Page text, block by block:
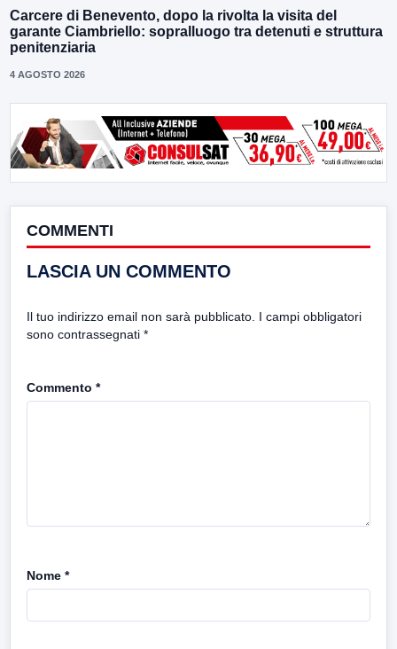
Carcere di Benevento, dopo la rivolta la visita del
garante Ciambriello: sopralluogo tra detenuti e struttura
penitenziaria
4 AGOSTO 2026
COMMENTI
LASCIA UN COMMENTO
Il tuo indirizzo email non sarà pubblicato. I campi obbligatori
sono contrassegnati *
Commento *
Nome *